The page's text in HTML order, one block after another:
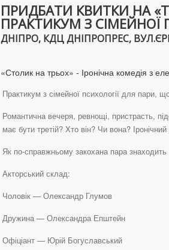
ПРИДБАТИ КВИТКИ НА
ПРАКТИКУМ З СІМЕЙНОЇ
ДНІПРО, КДЦ ДНІПРОПРЕС,
«Столик на трьох» - Іронічна комедія з
Практикум з сімейної психології для пари,
Романтична вечеря, ревнощі, пристрасть,
має бути третій? Хто він? Чи вона?
Як по-справжньому закохана пара знаходить
Акторський склад:
Чоловік — Олександр Глумов
Дружина — Олександра Епштейн
Офіціант — Юрій Богуславський